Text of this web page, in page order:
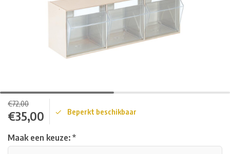
€72,00
€35,00 Beperkt beschikbaar
Maak een keuze: *